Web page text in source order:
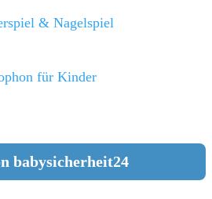
& Nagelspiel
für Kinder
babysicherheit24